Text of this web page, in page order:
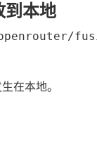
本地
在本地。